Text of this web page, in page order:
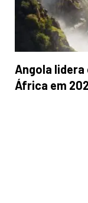
Angola
África em